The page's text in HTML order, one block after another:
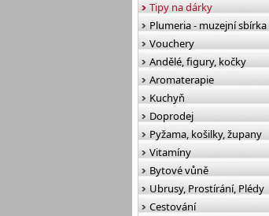
Tipy na dárky
Plumeria - muzejní sbírka
Vouchery
Andělé, figury, kočky
Aromaterapie
Kuchyň
Doprodej
Pyžama, košilky, župany
Vitamíny
Bytové vůně
Ubrusy, Prostírání, Plédy
Cestování